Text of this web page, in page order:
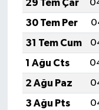
29 Tem Çar
30 Tem Per
31 Tem Cum
1 Ağu Cts
2 Ağu Paz
3 Ağu Pts